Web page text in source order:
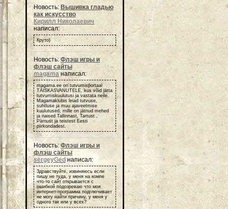
Новость: Вышивка гладью
как искусство
Кирилл Николаевич
написал:
Круто)
Новость: Флэш игры и
флэш сайты
magama написал:
magama.ee on tutvumisportaal
TÄISKASVANUTELE, kus võid jätta
tutvumiskuulutusi ja vastata neile.
Magamaklubis leiad tutvuse,
suhtluse ja muu ajaveetmise
kuulutused, mille on jätnud mehed
ja naised Tallinnast, Tartust ,
Pärnust ja teistest Eesti
piirkondadest.
Новость: Флэш игры и
флэш сайты
sergeyGed написал:
Здравствуйте, извиняюсь если
пишу не туда, у меня на компе
что-то сайт открывается с
ошибкой подозреваю что моя
интернет-программа подглючивает
не могу найти причину, у меня у
одного так или у всех?